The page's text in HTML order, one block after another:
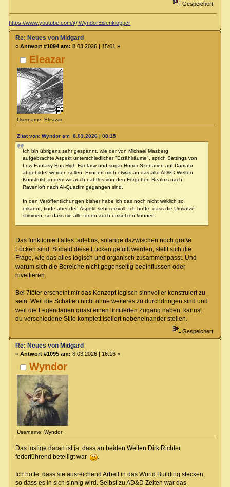
Gespeichert
https://www.youtube.com/@WyndorEisenklopper
Eleazar
Username: Eleazar
Re: Neues von Midgard
« Antwort #1094 am: 8.03.2026 | 15:01 »
Zitat von: Wyndor am 8.03.2026 | 08:15
Ich bin übrigens sehr gespannt, wie der von Michael Masberg
aufgebrachte Aspekt unterschiedlicher "Erzählräume", sprich Settings von
Low Fantasy Bus High Fantasy und sogar Horror Szenarien auf Damatu
abgebildet werden sollen. Erinnert mich etwas an das alte AD&D Welten
Konstrukt, in dem wir auch nahtlos von den Forgotten Realms nach
Ravenloft nach Al-Quadim gegangen sind.
In den Veröffentlichungen bisher habe ich das noch nicht wirklich so
erkannt, finde aber den Aspekt sehr reizvoll. Ich hoffe, dass die Umsätze
stimmen, so dass sie alle Ideen auch umsetzen können.
Das funktioniert alles tadellos, solange dazwischen noch große
Lücken sind. Sobald diese Lücken gefüllt werden, stellt sich die
Frage, wie das alles logisch und organisch zusammenpasst. Und
warum sich die Bereiche nicht gegenseitig beeinflussen oder
nivellieren.
Bei 7töter erscheint mir das Konzept logisch sinnvoller konstruiert zu
sein. Weil die Schatten nicht ohne weiteres zu durchdringen sind und
weil die Legendarien quasi einen limitierten Zugang haben, kannst
du verschiedene Stile komplett isoliert nebeneinander stellen.
Gespeichert
Wyndor
Username: Wyndor
Re: Neues von Midgard
« Antwort #1095 am: 8.03.2026 | 16:16 »
Das lustige daran ist ja, dass an beiden Welten Dirk Richter
federführend beteiligt war
.
Ich hoffe, dass sie ausreichend Arbeit in das World Building stecken,
so dass es in sich sinnig wird. Selbst zu AD&D Zeiten war das